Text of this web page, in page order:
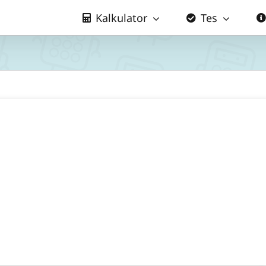
Kalkulator Tes